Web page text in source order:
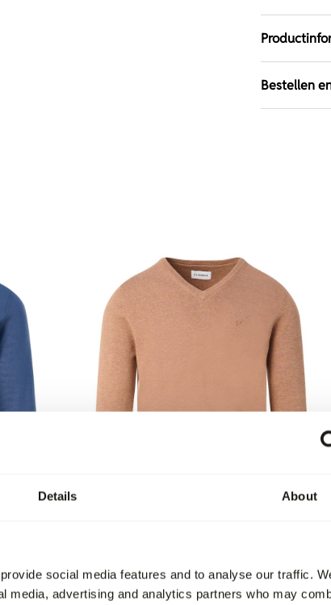
Details About
social media features and to analyse our traffic.
media, advertising and analytics partners who may
Bestellen
79,99
79,95